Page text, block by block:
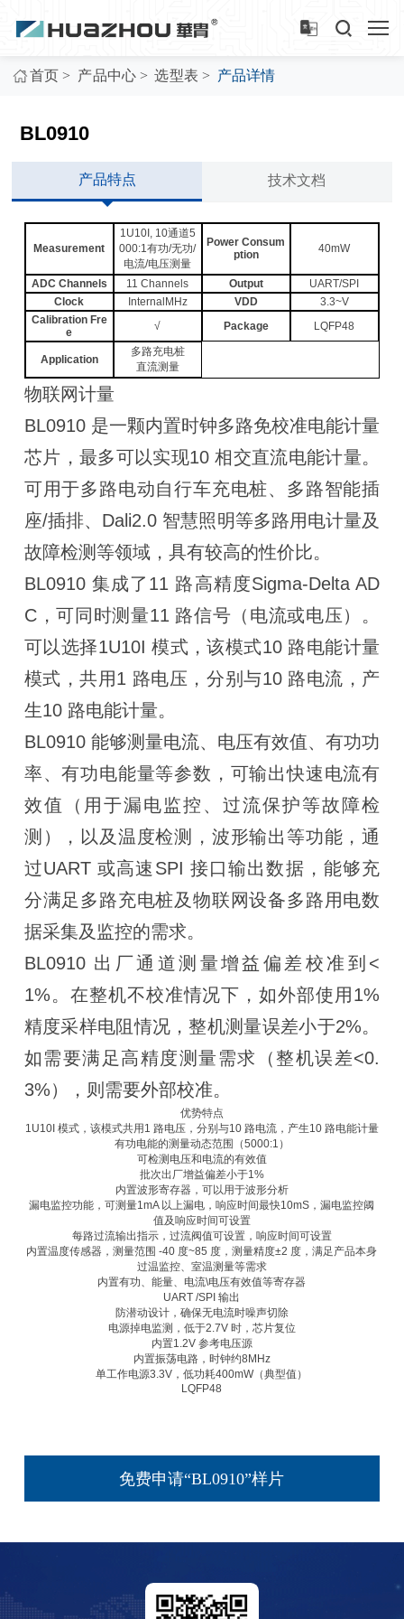
首页 > 产品中心 > 选型表 > 产品详情
BL0910
产品特点 技术文档
Measurement
1U10I, 10通道5
000:1有功/无功/
电流/电压测量
Power Consum
ption
40mW
ADC Channels 11 Channels Output
UART/SPI
Clock
InternalMHz VDD
3.3~V
Calibration Fre
e
√ Package LQFP48
Application
多路充电桩
直流测量
物联网计量
BL0910 是一颗内置时钟多路免校准电能计量
芯片，最多可以实现10 相交直流电能计量。
可用于多路电动自行车充电桩、多路智能插
座/插排、Dali2.0 智慧照明等多路用电计量及
故障检测等领域，具有较高的性价比。
BL0910 集成了11 路高精度Sigma-Delta AD
C，可同时测量11 路信号（电流或电压）。
可以选择1U10I 模式，该模式10 路电能计量
模式，共用1 路电压，分别与10 路电流，产
生10 路电能计量。
BL0910 能够测量电流、电压有效值、有功功
率、有功电能量等参数，可输出快速电流有
效值（用于漏电监控、过流保护等故障检
测），以及温度检测，波形输出等功能，通
过UART 或高速SPI 接口输出数据，能够充
分满足多路充电桩及物联网设备多路用电数
据采集及监控的需求。
BL0910 出厂通道测量增益偏差校准到<
1%。在整机不校准情况下，如外部使用1%
精度采样电阻情况，整机测量误差小于2%。
如需要满足高精度测量需求（整机误差<0.
3%），则需要外部校准。
优势特点
1U10I 模式，该模式共用1 路电压，分别与10 路电流，产生10 路电能计量
有功电能的测量动态范围（5000:1）
可检测电压和电流的有效值
批次出厂增益偏差小于1%
内置波形寄存器，可以用于波形分析
漏电监控功能，可测量1mA 以上漏电，响应时间最快10mS，漏电监控阈
值及响应时间可设置
每路过流输出指示，过流阀值可设置，响应时间可设置
内置温度传感器，测量范围 -40 度~85 度，测量精度±2 度，满足产品本身
过温监控、室温测量等需求
内置有功、能量、电流\电压有效值等寄存器
UART /SPI 输出
防潜动设计，确保无电流时噪声切除
电源掉电监测，低于2.7V 时，芯片复位
内置1.2V 参考电压源
内置振荡电路，时钟约8MHz
单工作电源3.3V，低功耗400mW（典型值）
LQFP48
免费申请“BL0910”样片